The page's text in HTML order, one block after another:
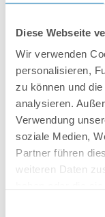
Diese Webseite
Wir verwenden
personalisieren,
zu können und
analysieren.
Verwendung
soziale Medien,
Partner führen
weiteren Daten
Bitte
Solar-Poolfolie oder